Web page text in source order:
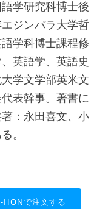
学研究科博士後
ジンバラ大学哲
学科博士課程修
英語学、英語史
学文学部英米文
表幹事。著書に
著：永田喜文、小
。
HONで注文する